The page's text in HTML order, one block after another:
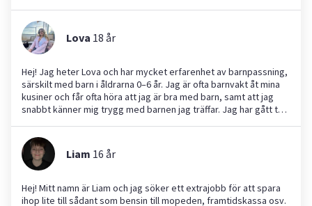
19,69/20 merit! Just nu går jag mitt andra år på Karolinska
Institutet. På fritiden gör jag allt möjligt; skriver, läser, ritar och
umgås med vänner! Sammanfattningsvis söker jag jobb på
Yepstr för att få arbetslivserfarenhet och för att lära mig nya
saker!
Lova 18 år
Hej! Jag heter Lova och har mycket erfarenhet av barnpassning,
särskilt med barn i åldrarna 0–6 år. Jag är ofta barnvakt åt mina
kusiner och får ofta höra att jag är bra med barn, samt att jag
snabbt känner mig trygg med barnen jag träffar. Jag har gått två
Tumba och ska nu efter sommaren börja på barn och fritids
programmet på sågbäcksgymnasiet i Huddinge. Jag älskar allt
som är kreativt! Måla, pyssla med saker och baka är något jag
Liam 16 år
Hej! Mitt namn är Liam och jag söker ett extrajobb för att spara
ihop lite till sådant som bensin till mopeden, framtidskassa osv.